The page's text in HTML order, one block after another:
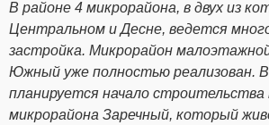
В районе 4 микрорайона, в двух из
Центральном и Десне, ведется
застройка. Микрорайон
Южный уже полностью реализован. В
планируется начало строительства
микрорайона Заречный, который